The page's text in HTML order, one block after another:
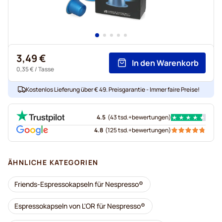
3,49 €
0,35 €/ Tasse
In den Warenkorb
Kostenlos Lieferung über € 49. Preisgarantie - Immer faire Preise!
4.5 (43 tsd.+bewertungen)
4.8 (125 tsd.+bewertungen)
ÄHNLICHE KATEGORIEN
Friends-Espressokapseln für Nespresso®
Espressokapseln von L'OR für Nespresso®